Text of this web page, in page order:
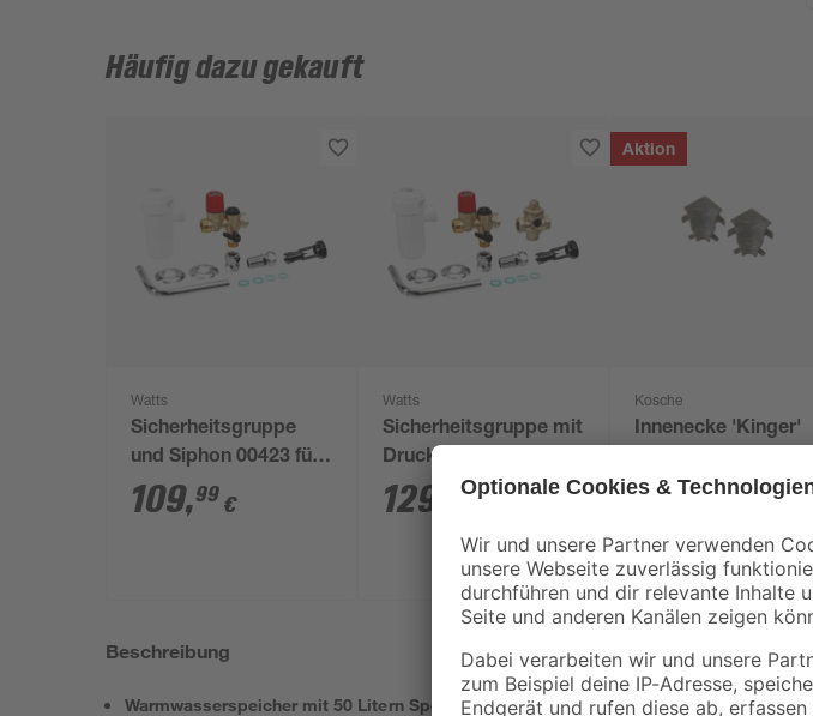
Häufig dazu gekauft
Watts
Sicherheitsgruppe
und Siphon 00423 für
Hängespeicher
109,99 €
Watts
Sicherheitsgruppe mit
Druckminderer 1/2"
129 99 €
Aktion
Kosche
Innenecke 'Kinger'
schwarz, 2 Stück
5,99
Beschreibung
Warmwasserspeicher mit 50 Litern Speichervolumen